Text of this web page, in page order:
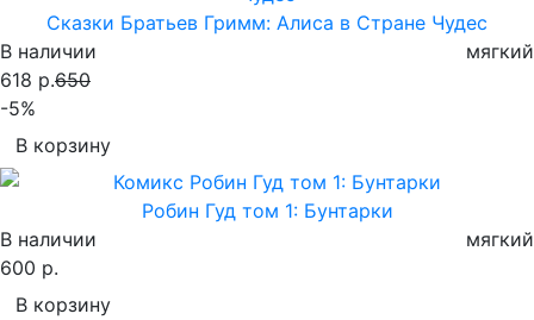
Сказки Братьев Гримм: Алиса в Стране Чудес
В наличии
мягкий
618 р.650
-5%
В корзину
Робин Гуд том 1: Бунтарки
В наличии
мягкий
600 р.
В корзину